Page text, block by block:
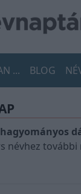
...
BLOG
névhez